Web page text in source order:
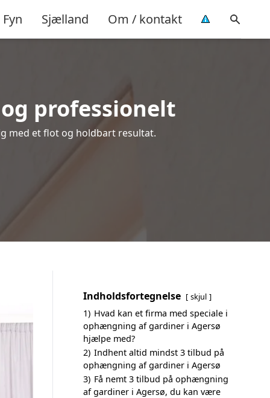
Fyn Sjælland Om / kontakt
professionelt
med et flot og holdbart resultat.
Indholdsfortegnelse skjul
1) Hvad kan et firma med speciale i
ophængning af gardiner i Agersø
hjælpe med?
2) Indhent altid mindst 3 tilbud på
ophængning af gardiner i Agersø
3) Få nemt 3 tilbud på ophængning
af gardiner i Agersø, du kan være